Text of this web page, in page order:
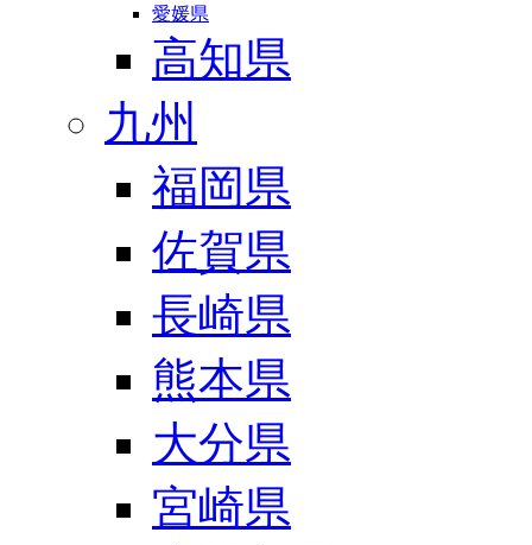
愛媛県
高知県
九州
福岡県
佐賀県
長崎県
熊本県
大分県
宮崎県